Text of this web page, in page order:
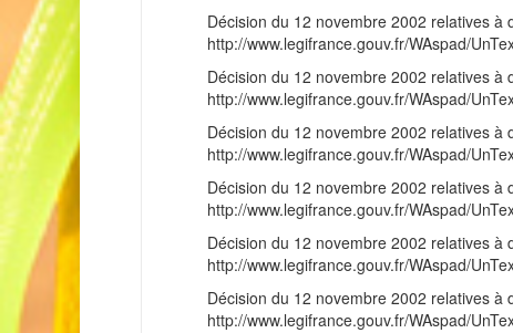
Décision du 12 novembre 2002 relatives
http://www.legifrance.gouv.fr/WAspad/
Décision du 12 novembre 2002 relatives
http://www.legifrance.gouv.fr/WAspad/
Décision du 12 novembre 2002 relatives
http://www.legifrance.gouv.fr/WAspad/
Décision du 12 novembre 2002 relatives
http://www.legifrance.gouv.fr/WAspad/
Décision du 12 novembre 2002 relatives
http://www.legifrance.gouv.fr/WAspad/
Décision du 12 novembre 2002 relatives
http://www.legifrance.gouv.fr/WAspad/